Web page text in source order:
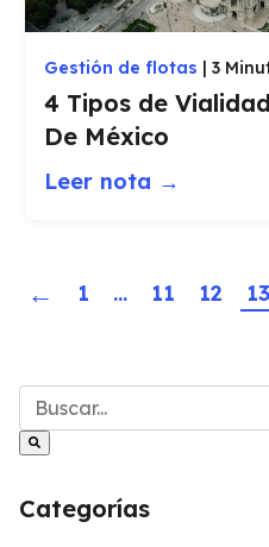
Gestión de flotas | 3
4 Tipos de
De México
Leer nota →
← 1 ... 11 12 13
Este es un campo de
Categorías